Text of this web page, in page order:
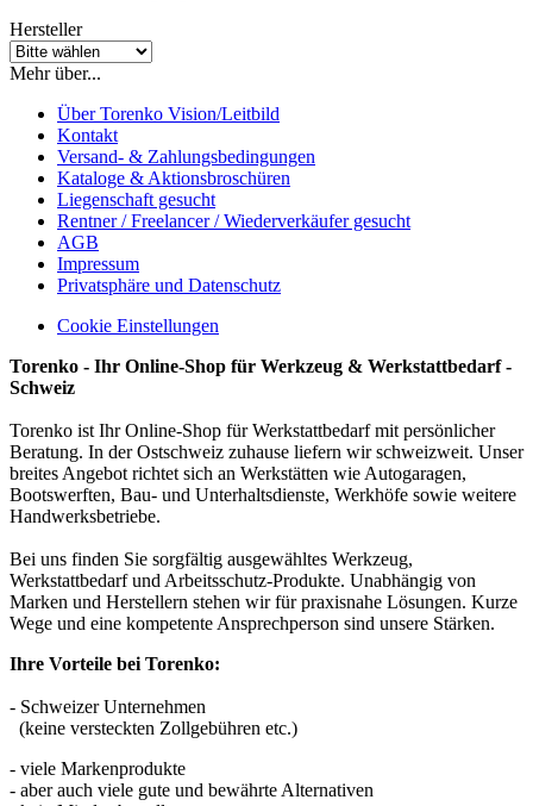
Hersteller
Mehr über...
Über Torenko Vision/Leitbild
Kontakt
Versand- & Zahlungsbedingungen
Kataloge & Aktionsbroschüren
Liegenschaft gesucht
Rentner / Freelancer / Wiederverkäufer gesucht
AGB
Impressum
Privatsphäre und Datenschutz
Cookie Einstellungen
Torenko - Ihr Online-Shop für Werkzeug & Werkstattbedarf -
Schweiz
Torenko ist Ihr Online-Shop für Werkstattbedarf mit persönlicher
Beratung. In der Ostschweiz zuhause liefern wir schweizweit. Unser
breites Angebot richtet sich an Werkstätten wie Autogaragen,
Bootswerften, Bau- und Unterhaltsdienste, Werkhöfe sowie weitere
Handwerksbetriebe.
Bei uns finden Sie sorgfältig ausgewähltes Werkzeug,
Werkstattbedarf und Arbeitsschutz-Produkte. Unabhängig von
Marken und Herstellern stehen wir für praxisnahe Lösungen. Kurze
Wege und eine kompetente Ansprechperson sind unsere Stärken.
Ihre Vorteile bei Torenko:
- Schweizer Unternehmen
(keine versteckten Zollgebühren etc.)
- viele Markenprodukte
- aber auch viele gute und bewährte Alternativen